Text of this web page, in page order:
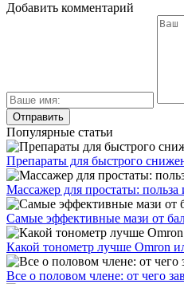
Добавить комментарий
Популярные статьи
Препараты для быстрого
Массажер для простаты:
Самые эффективные мази от
Какой тонометр лучше Omron
Все о половом члене: от чего